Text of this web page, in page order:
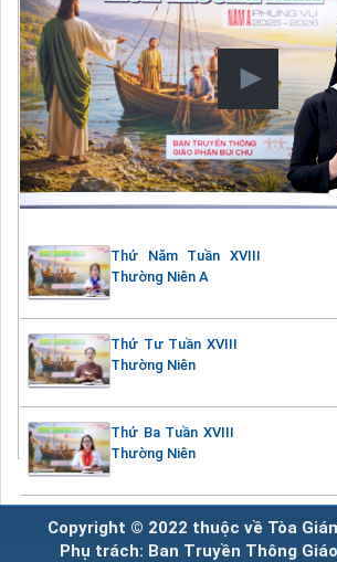
Thứ Năm Tuần XVIII
Thường Niên A
Thứ Tư Tuần XVIII
Thường Niên
Thứ Ba Tuần XVIII
Thường Niên
Copyright © 2022 thuộc về Tòa
Phụ trách: Ban Truyền Thông